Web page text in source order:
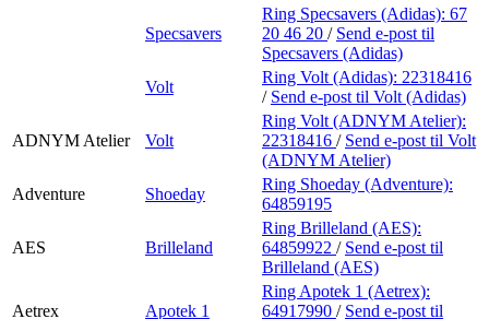
Specsavers
Ring Specsavers (Adidas): 67
20 46 20 / Send e-post til
Specsavers (Adidas)
Volt
Ring Volt (Adidas): 22318416
/ Send e-post til Volt (Adidas)
ADNYM Atelier Volt
Ring Volt (ADNYM Atelier):
22318416 / Send e-post til Volt
(ADNYM Atelier)
Adventure
Shoeday
Ring Shoeday (Adventure):
64859195
AES Brilleland
Ring Brilleland (AES):
64859922 / Send e-post til
Brilleland (AES)
Aetrex Apotek 1
Ring Apotek 1 (Aetrex):
64917990 / Send e-post til